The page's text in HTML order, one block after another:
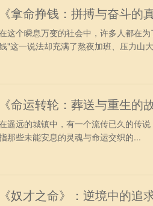
《拿命挣钱：拼搏与奋斗的
这个瞬息万变的社会中，许多人都在
"这一说法却充满了熬夜加班、压力山
《命运转轮：葬送与重生的
遥远的城镇中，有一个流传已久的传
那些未能安息的灵魂与命运交织的...
《奴才之命》：逆境中的追